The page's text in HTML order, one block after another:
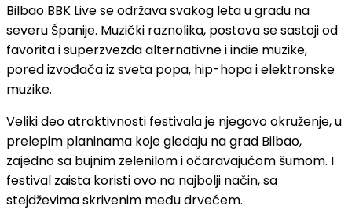
Bilbao BBK Live se održava svakog leta u gradu na
severu Španije. Muzički raznolika, postava se sastoji od
favorita i superzvezda alternativne i indie muzike,
pored izvođača iz sveta popa, hip-hopa i elektronske
muzike.
Veliki deo atraktivnosti festivala je njegovo okruženje, u
prelepim planinama koje gledaju na grad Bilbao,
zajedno sa bujnim zelenilom i očaravajućom šumom. I
festival zaista koristi ovo na najbolji način, sa
stejdževima skrivenim među drvećem.